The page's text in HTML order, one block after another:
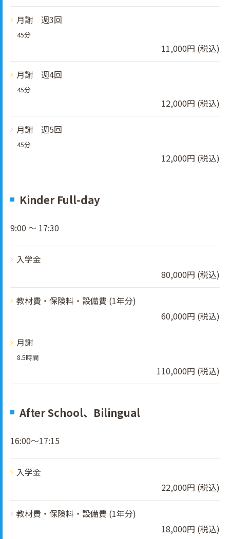
月謝 週3回
45分
11,000円 (税込)
月謝 週4回
45分
12,000円 (税込)
月謝 週5回
45分
12,000円 (税込)
Kinder Full-day
9:00 ～ 17:30
入学金
80,000円 (税込)
教材費・保険料・設備費 (1年分)
60,000円 (税込)
月謝
8.5時間
110,000円 (税込)
After School、Bilingual
16:00～17:15
入学金
22,000円 (税込)
教材費・保険料・設備費 (1年分)
18,000円 (税込)